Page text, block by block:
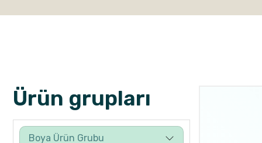
Ürün grupları
Boya Ürün Grubu